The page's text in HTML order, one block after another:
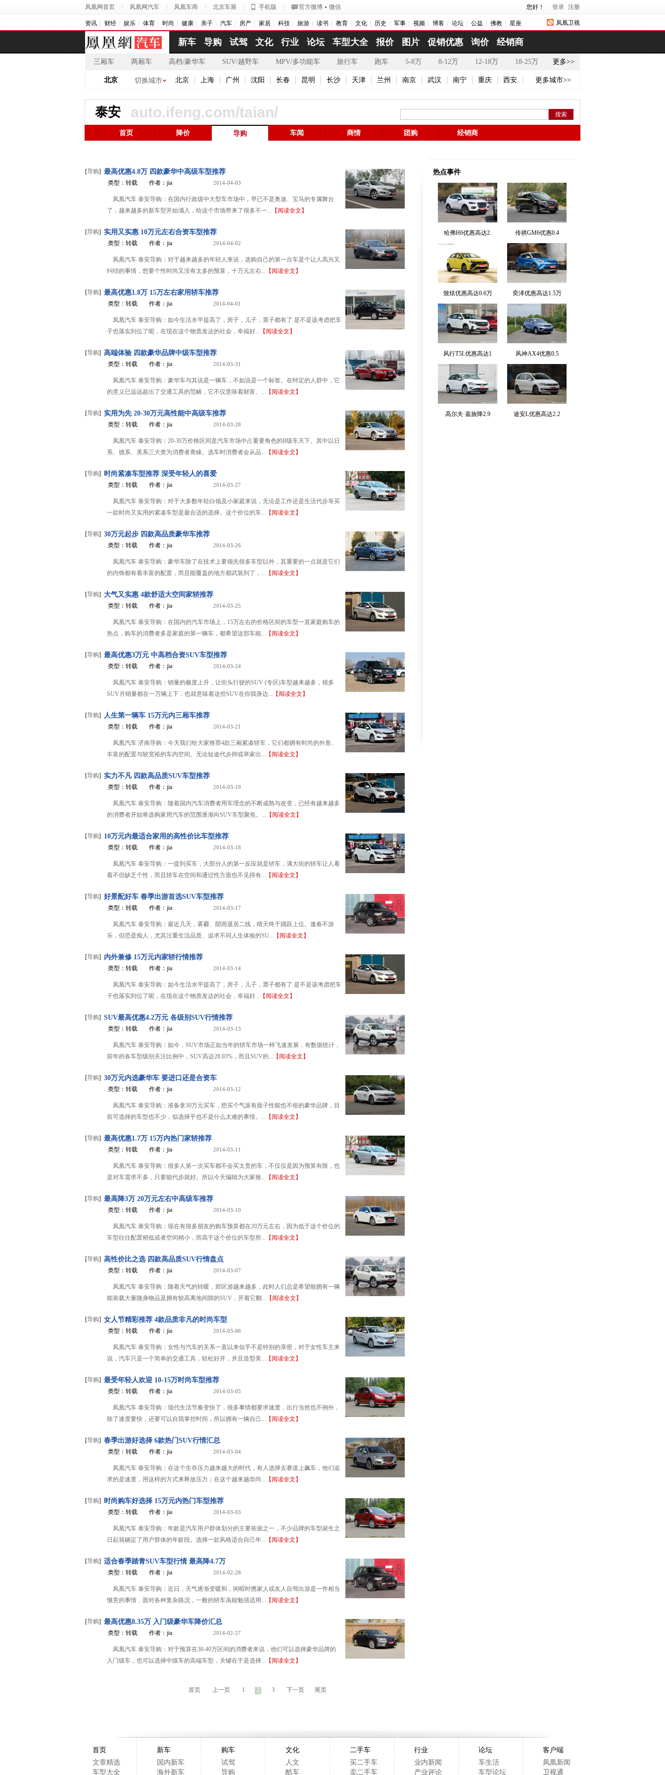
凤凰网首页 凤凰网汽车 凤凰车商 北京车展 手机版 官方微博 微信 您好！ 登录 注册
凤凰卫视
资讯 财经 娱乐 体育 时尚 健康 亲子 汽车 房产 家居 科技 旅游 读书 教育 文化 历史 军事 视频 博客 论坛 公益 佛教 星座
新车 导购 试驾 文化 行业 论坛 车型大全 报价 图片 促销优惠 询价 经销商
三厢车 两厢车 高档/豪华车 SUV/越野车 MPV/多功能车 旅行车 跑车 5-8万 8-12万 12-18万 18-25万 更多>>
北京 切换城市 北京 上海 广州 沈阳 长春 昆明 长沙 天津 兰州 南京 武汉 南宁 重庆 西安 更多城市>>
泰安 auto.ifeng.com/taian/
首页 降价 导购 车闻 商情 团购 经销商
[导购] 最高优惠4.8万 四款豪华中高级车型推荐
类型：转载 作者：jia 2014-04-03
凤凰汽车 泰安导购：在国内行政级中大型车市场中，早已不是奥迪、宝马的专属舞台
了，越来越多的新车型开始涌入，给这个市场带来了很多不一... 【阅读全文】
[导购] 实用又实惠 10万元左右合资车型推荐
类型：转载 作者：jia 2014-04-02
凤凰汽车 泰安导购：对于越来越多的年轻人来说，选购自己的第一台车是个让人高兴又
纠结的事情，想要个性时尚又没有太多的预算，十万元左右... 【阅读全文】
[导购] 最高优惠1.8万 15万左右家用轿车推荐
类型：转载 作者：jia 2014-04-01
凤凰汽车 泰安导购：如今生活水平提高了，房子，儿子，票子都有了 是不是该考虑把车
子也落实到位了呢，在现在这个物质发达的社会，幸福好... 【阅读全文】
[导购] 高端体验 四款豪华品牌中级车型推荐
类型：转载 作者：jia 2014-03-31
凤凰汽车 泰安导购：豪华车与其说是一辆车，不如说是一个标签。在特定的人群中，它
的意义已远远超出了交通工具的范畴，它不仅意味着财富、... 【阅读全文】
[导购] 实用为先 20-30万元高性能中高级车推荐
类型：转载 作者：jia 2014-03-28
凤凰汽车 泰安导购：20-30万价格区间是汽车市场中占重要角色的B级车天下。其中以日
系、德系、美系三大类为消费者青睐。选车时消费者会从品... 【阅读全文】
[导购] 时尚紧凑车型推荐 深受年轻人的喜爱
类型：转载 作者：jia 2014-03-27
凤凰汽车 泰安导购：对于大多数年轻白领及小家庭来说，无论是工作还是生活代步等买
一款时尚又实用的紧凑车型是最合适的选择。这个价位的车... 【阅读全文】
[导购] 30万元起步 四款高品质豪华车推荐
类型：转载 作者：jia 2014-03-26
凤凰汽车 泰安导购：豪华车除了在技术上要领先很多车型以外，其重要的一点就是它们
的内饰都有着丰富的配置，而且能覆盖的地方都武装到了，... 【阅读全文】
[导购] 大气又实惠 4款舒适大空间家轿推荐
类型：转载 作者：jia 2014-03-25
凤凰汽车 泰安导购：在国内的汽车市场上，15万左右的价格区间的车型一直家庭购车的
热点，购车的消费者多是家庭的第一辆车，都希望这部车能... 【阅读全文】
[导购] 最高优惠3万元 中高档合资SUV车型推荐
类型：转载 作者：jia 2014-03-24
凤凰汽车 泰安导购：销量的极度上升，让街头行驶的SUV (专区)车型越来越多，很多
SUV月销量都在一万辆上下，也就意味着这些SUV在你我身边... 【阅读全文】
[导购] 人生第一辆车 15万元内三厢车推荐
类型：转载 作者：jia 2014-03-21
凤凰汽车 济南导购：今天我们给大家推荐4款三厢紧凑轿车，它们都拥有时尚的外形、
丰富的配置与较宽裕的车内空间。无论短途代步抑或举家出... 【阅读全文】
[导购] 实力不凡 四款高品质SUV车型推荐
类型：转载 作者：jia 2014-03-19
凤凰汽车 泰安导购：随着国内汽车消费者用车理念的不断成熟与改变，已经有越来越多
的消费者开始将选购家用汽车的范围逐渐向SUV车型聚焦。... 【阅读全文】
[导购] 10万元内最适合家用的高性价比车型推荐
类型：转载 作者：jia 2014-03-18
凤凰汽车 泰安导购：一提到买车，大部分人的第一反应就是轿车，满大街的轿车让人看
着不但缺乏个性，而且轿车在空间和通过性方面也不见得有... 【阅读全文】
[导购] 好景配好车 春季出游首选SUV车型推荐
类型：转载 作者：jia 2014-03-17
凤凰汽车 泰安导购：最近几天，雾霾、阴雨退居二线，晴天终于踊跃上位。逢春不游
乐，但恐是痴人，尤其注重生活品质、追求不同人生体验的SU... 【阅读全文】
[导购] 内外兼修 15万元内家轿行情推荐
类型：转载 作者：jia 2014-03-14
凤凰汽车 泰安导购：如今生活水平提高了，房子，儿子，票子都有了 是不是该考虑把车
子也落实到位了呢，在现在这个物质发达的社会，幸福好... 【阅读全文】
[导购] SUV最高优惠4.2万元 各级别SUV行情推荐
类型：转载 作者：jia 2014-03-13
凤凰汽车 泰安导购：如今，SUV市场正如当年的轿车市场一样飞速发展，有数据统计，
前年的各车型级别关注比例中，SUV高达28.03%，而且SUV的... 【阅读全文】
[导购] 30万元内选豪华车 要进口还是合资车
类型：转载 作者：jia 2014-03-12
凤凰汽车 泰安导购：准备拿30万元买车，想买个气派有面子性能也不俗的豪华品牌，目
前可选择的车型也不少，似选择乎也不是什么太难的事情。... 【阅读全文】
[导购] 最高优惠1.7万 15万内热门家轿推荐
类型：转载 作者：jia 2014-03-11
凤凰汽车 泰安导购：很多人第一次买车都不会买太贵的车，不仅仅是因为预算有限，也
是对车需求不多，只要能代步就好。所以今天编辑为大家推... 【阅读全文】
[导购] 最高降3万 20万元左右中高级车推荐
类型：转载 作者：jia 2014-03-10
凤凰汽车 泰安导购：现在有很多朋友的购车预算都在20万元左右，因为低于这个价位的
车型往往配置稍低或者空间稍小，而高于这个价位的车型所... 【阅读全文】
[导购] 高性价比之选 四款高品质SUV行情盘点
类型：转载 作者：jia 2014-03-07
凤凰汽车 泰安导购：随着天气的转暖，郊区游越来越多，此时人们总是希望能拥有一辆
能装载大量随身物品及拥有较高离地间隙的SUV，开着它翻... 【阅读全文】
[导购] 女人节精彩推荐 4款品质非凡的时尚车型
类型：转载 作者：jia 2014-03-06
凤凰汽车 泰安导购：女性与汽车的关系一直以来似乎不是特别的亲密，对于女性车主来
说，汽车只是一个简单的交通工具，轻松好开，并且造型美... 【阅读全文】
[导购] 最受年轻人欢迎 10-15万时尚车型推荐
类型：转载 作者：jia 2014-03-05
凤凰汽车 泰安导购：现代生活节奏变快了，很多事情都要求速度，出行当然也不例外，
除了速度要快，还要可以自我掌控时间，所以拥有一辆自己... 【阅读全文】
[导购] 春季出游好选择 6款热门SUV行情汇总
类型：转载 作者：jia 2014-03-04
凤凰汽车 泰安导购：在这个生存压力越来越大的时代，有人选择去赛道上飙车，他们追
求的是速度，用这样的方式来释放压力；在这个越来越崇尚... 【阅读全文】
[导购] 时尚购车好选择 15万元内热门车型推荐
类型：转载 作者：jia 2014-03-03
凤凰汽车 泰安导购：年龄是汽车用户群体划分的主要依据之一，不少品牌的车型诞生之
日起就确定了用户群体的年龄段。选择一款风格适合自己年... 【阅读全文】
[导购] 适合春季踏青SUV车型行情 最高降4.7万
类型：转载 作者：jia 2014-02-28
凤凰汽车 泰安导购：近日，天气逐渐变暖和，闲暇时携家人或友人自驾出游是一件相当
惬意的事情，面对各种复杂路况，一般的轿车虽能勉强适用... 【阅读全文】
[导购] 最高优惠8.35万 入门级豪华车降价汇总
类型：转载 作者：jia 2014-02-27
凤凰汽车 泰安导购：对于预算在30-40万区间的消费者来说，他们可以选择豪华品牌的
入门级车，也可以选择中级车的高端车型，关键在于是选择... 【阅读全文】
首页 上一页 1 2 3 下一页 尾页
热点事件
哈弗H6优惠高达2. 传祺GM6优惠0.4
致炫优惠高达0.6万 奕泽优惠高达1.5万
风行T5L优惠高达1 风神AX4优惠0.5
高尔夫·嘉旅降2.9 途安L优惠高达2.2
首页
文章精选
车型大全
新车
国内新车
海外新车
购车
试驾
导购
文化
人文
酷车
二手车
买二手车
卖二手车
行业
业内新闻
产业评论
论坛
车生活
车型论坛
客户端
凤凰新闻
卫视通